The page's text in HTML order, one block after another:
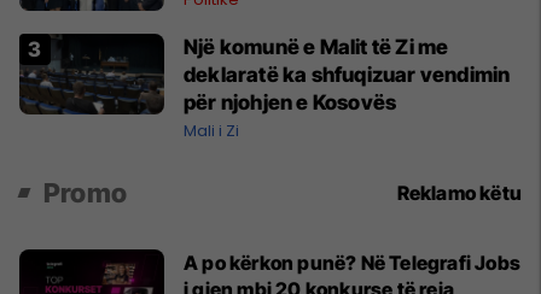
Një komunë e Malit të Zi me
deklaratë ka shfuqizuar vendimin
për njohjen e Kosovës
Mali i Zi
Promo Reklamo këtu
A po kërkon punë? Në Telegrafi Jobs
i gjen mbi 20 konkurse të reja